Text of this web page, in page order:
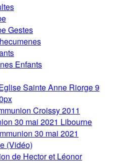
Gestes
Enfants
Sainte Anne Riorge 9
Croissy 2011
30 mai 2021 Libourne
30 mai 2021
(Vidéo)
de Hector et Léonor